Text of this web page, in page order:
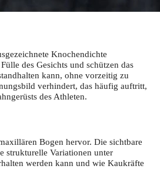
Knochendichte
des Gesichts und schützen das
kann, ohne vorzeitig zu
verhindert, das häufig auftritt,
des Athleten.
Bogen hervor. Die sichtbare
strukturelle Variationen unter
werden kann und wie Kaukräfte